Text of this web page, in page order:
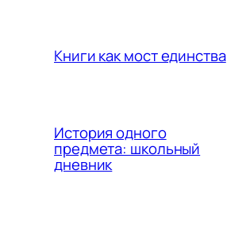
Книги как мост единства
История одного
предмета: школьный
дневник